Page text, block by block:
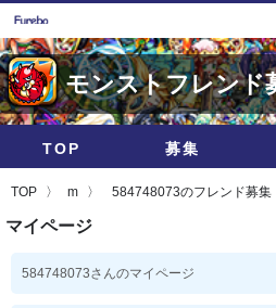
モンストフレンド
TOP 募集
TOP m 584748073のフレンド募集
マイページ
584748073さんのマイページ